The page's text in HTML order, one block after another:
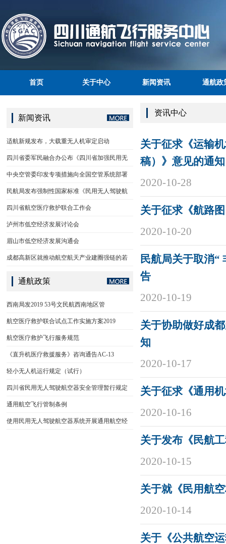
首页 关于中心 新闻资讯 通航政
新闻资讯
适航新规发布，大载重无人机审定启动
四川省委军民融合办公布《四川省加强民用无
中央空管委印发专项措施向全国空管系统部署
民航局发布强制性国家标准《民用无人驾驶航
四川省航空医疗救护联合工作会
泸州市低空经济发展讨论会
眉山市低空经济发展沟通会
成都高新区就推动航空航天产业建圈强链的若
通航政策
西南局发2019 53号文民航西南地区管
航空医疗救护联合试点工作实施方案2019
航空医疗救护飞行服务规范
《直升机医疗救援服务》咨询通告AC-13
轻小无人机运行规定（试行）
四川省民用无人驾驶航空器安全管理暂行规定
通用航空飞行管制条例
使用民用无人驾驶航空器系统开展通用航空经
资讯中心
关于征求《运输
稿）》意见的通知
2020-10-28
关于征求《航路
2020-10-20
民航局关于取消“
告
2020-10-19
关于协助做好成
知
2020-10-17
关于征求《通用
2020-10-16
关于发布《民航
2020-10-15
关于就《民用航
2020-10-14
关于《公共航空